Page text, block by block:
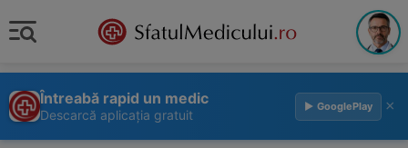
Întreabă rapid un medic
Descarcă aplicația gratuit
▶ GooglePlay ×